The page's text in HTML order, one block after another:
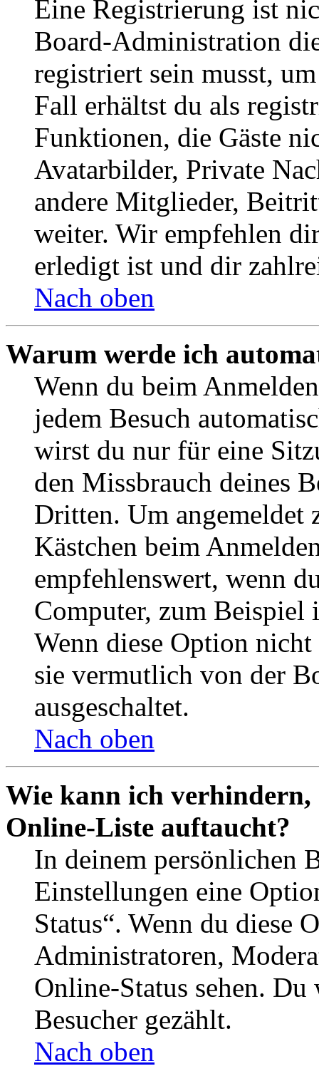
Eine Registrierung ist
Board-Administration
registriert sein musst,
Fall erhältst du als
Funktionen, die Gäste
Avatarbilder, Private
andere Mitglieder,
weiter. Wir empfehlen
erledigt ist und dir
Nach oben
Warum werde ich
Wenn du beim
jedem Besuch
wirst du nur für eine
den Missbrauch deines
Dritten. Um angemeldet
Kästchen beim
empfehlenswert, wenn
Computer, zum Beispiel
Wenn diese Option
sie vermutlich von der
ausgeschaltet.
Nach oben
Wie kann ich verhindern,
Online-Liste auftaucht?
In deinem persönlichen
Einstellungen eine
Status“. Wenn du diese
Administratoren,
Online-Status sehen.
Besucher gezählt.
Nach oben